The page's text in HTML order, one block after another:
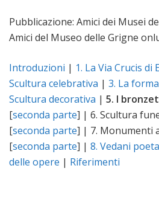
Pubblicazione: Amici dei Musei
Amici del Museo delle Grigne
Introduzioni | 1. La Via Crucis di
Scultura celebrativa | 3. La
Scultura decorativa | 5. I
[seconda parte] | 6. Scultura
[seconda parte] | 7. Monumenti
[seconda parte] | 8. Vedani
delle opere | Riferimenti